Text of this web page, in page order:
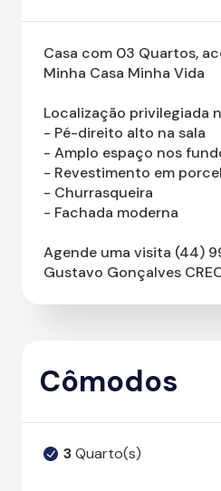
Casa com 03 Quartos,
Minha Casa Minha Vida
Localização privilegiada
- Pé-direito alto na sala
- Amplo espaço nos
- Revestimento em
- Churrasqueira
- Fachada moderna
Agende uma visita (44)
Gustavo Gonçalves
Cômodos
3Quarto(s)